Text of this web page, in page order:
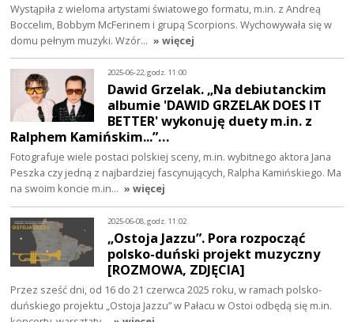
Wystąpiła z wieloma artystami światowego formatu, m.in. z Andreą
Boccelim, Bobbym McFerinem i grupą Scorpions. Wychowywała się w
domu pełnym muzyki. Wzór… » więcej
2025-06-22, godz. 11:00
Dawid Grzelak. „Na debiutanckim
albumie 'DAWID GRZELAK DOES IT
BETTER' wykonuję duety m.in. z
Ralphem Kamińskim...”…
Fotografuje wiele postaci polskiej sceny, m.in. wybitnego aktora Jana
Peszka czy jedną z najbardziej fascynujących, Ralpha Kamińskiego. Ma
na swoim koncie m.in… » więcej
2025-06-08, godz. 11:02
„Ostoja Jazzu”. Pora rozpocząć
polsko-duński projekt muzyczny
[ROZMOWA, ZDJĘCIA]
Przez sześć dni, od 16 do 21 czerwca 2025 roku, w ramach polsko-
duńskiego projektu „Ostoja Jazzu” w Pałacu w Ostoi odbędą się m.in.